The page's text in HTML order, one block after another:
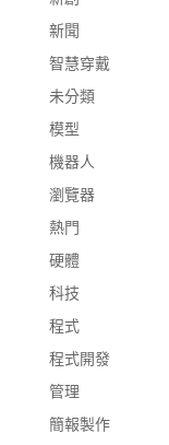
新聞
智慧穿戴
未分類
模型
機器人
瀏覽器
熱門
硬體
科技
程式
程式開發
管理
簡報製作